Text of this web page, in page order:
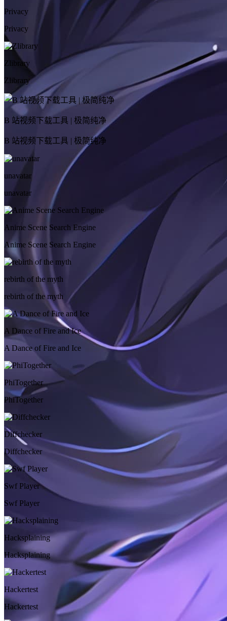
Privacy
Privacy
Zlibrary
Zlibrary
B 站视频下载工具 | 极简纯净
B 站视频下载工具 | 极简纯净
unavatar
unavatar
Anime Scene Search Engine
Anime Scene Search Engine
rebirth of the myth
rebirth of the myth
A Dance of Fire and Ice
A Dance of Fire and Ice
PhiTogether
PhiTogether
Diffchecker
Diffchecker
Swf Player
Swf Player
Hacksplaining
Hacksplaining
Hackertest
Hackertest